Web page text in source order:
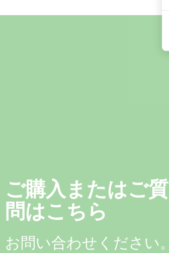
ご購入またはご質
問はこちら
お問い合わせください。